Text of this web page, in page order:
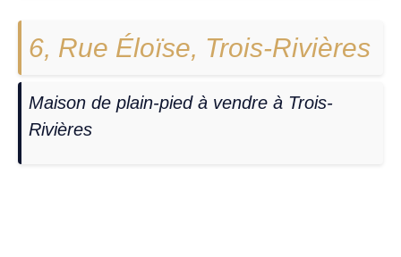
6, Rue Éloïse, Trois-Rivières
Maison de plain-pied à vendre à Trois-
Rivières